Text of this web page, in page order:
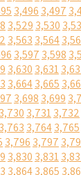
3,496 3,497
3,529 3,530
3,563 3,564
3,597 3,598
3,630 3,631
3,6643,665
3,698 3,699
3,730 3,7313,732
3,763 3,7643,765
3,796 3,797
3,830 3,831
3,8643,865